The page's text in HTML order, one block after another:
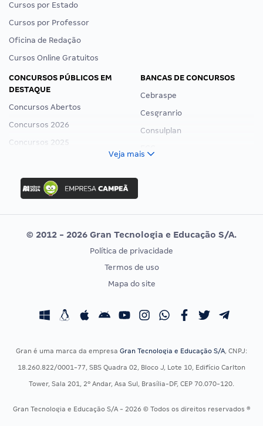
Cursos por Estado
Cursos por Professor
Oficina de Redação
Cursos Online Gratuitos
CONCURSOS PÚBLICOS EM
DESTAQUE
Concursos Abertos
Concursos 2026
Concursos 2025
Concurso Ibama
Concurso MPU
Editais publicados
BANCAS DE CONCURSOS
Cebraspe
Cesgranrio
Consulplan
Vunesp
CONCURSOS POR PROFISSÃO
Concursos Fiscais
Concursos Saúde
Residência Multiprofissional
EXAME DE ORDEM
Calendário OAB
Veja mais
© 2012 - 2026 Gran Tecnologia e Educação S/A.
Política de privacidade
Termos de uso
Mapa do site
Gran é uma marca da empresa Gran Tecnologia e Educação S/A, CNPJ:
18.260.822/0001-77, SBS Quadra 02, Bloco J, Lote 10, Edifício Carlton
Tower, Sala 201, 2º Andar, Asa Sul, Brasília-DF, CEP 70.070-120.
Gran Tecnologia e Educação S/A - 2026 © Todos os direitos reservados ®